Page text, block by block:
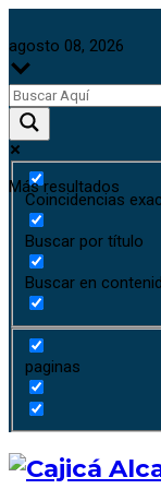
agosto 08, 2026
Más resultados
Coincidencias
Buscar por título
Buscar en
paginas